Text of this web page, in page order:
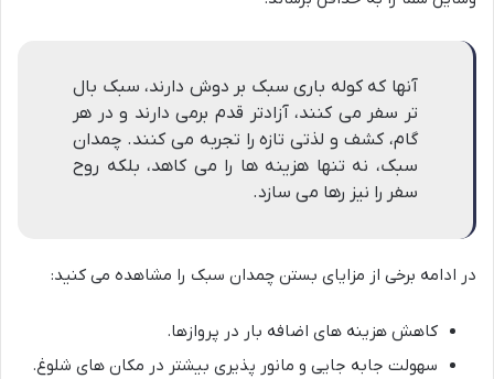
آنها که کوله باری سبک بر دوش دارند، سبک بال
تر سفر می کنند، آزادتر قدم برمی دارند و در هر
گام، کشف و لذتی تازه را تجربه می کنند. چمدان
سبک، نه تنها هزینه ها را می کاهد، بلکه روح
سفر را نیز رها می سازد.
در ادامه برخی از مزایای بستن چمدان سبک را مشاهده می کنید:
کاهش هزینه های اضافه بار در پروازها.
سهولت جابه جایی و مانور پذیری بیشتر در مکان های شلوغ.